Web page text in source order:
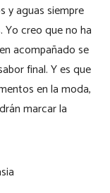
y aguas siempre
creo que no ha
acompañado se
final. Y es que
en la moda,
marcar la